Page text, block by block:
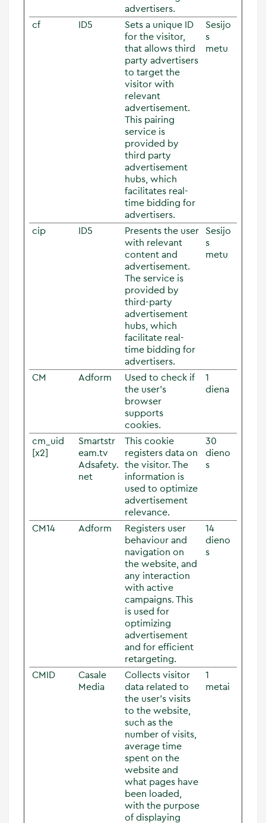
advertisers.
cf
ID5
Sets a unique ID
for the visitor,
that allows third
party advertisers
to target the
visitor with
relevant
advertisement.
This pairing
service is
provided by
third party
advertisement
hubs, which
facilitates real-
time bidding for
advertisers.
Sesijo
s
metu
cip ID5
Presents the user
with relevant
content and
advertisement.
The service is
provided by
third-party
advertisement
hubs, which
facilitate real-
time bidding for
advertisers.
Sesijo
s
metu
CM Adform
Used to check if
the user's
browser
supports
cookies.
1
diena
cm_uid
[x2]
Smartstr
eam.tv
Adsafety.
net
This cookie
registers data on
the visitor. The
information is
used to optimize
advertisement
relevance.
30
dieno
s
CM14 Adform
Registers user
behaviour and
navigation on
the website, and
any interaction
with active
campaigns. This
is used for
optimizing
advertisement
and for efficient
retargeting.
14
dieno
s
CMID
Casale
Media
Collects visitor
data related to
the user's visits
to the website,
such as the
number of visits,
average time
spent on the
website and
what pages have
been loaded,
with the purpose
of displaying
1
metai